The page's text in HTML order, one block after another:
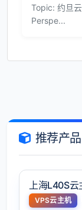
Topic: 约旦
Perspe...
推荐产品
上海L40S云
VPS云主机